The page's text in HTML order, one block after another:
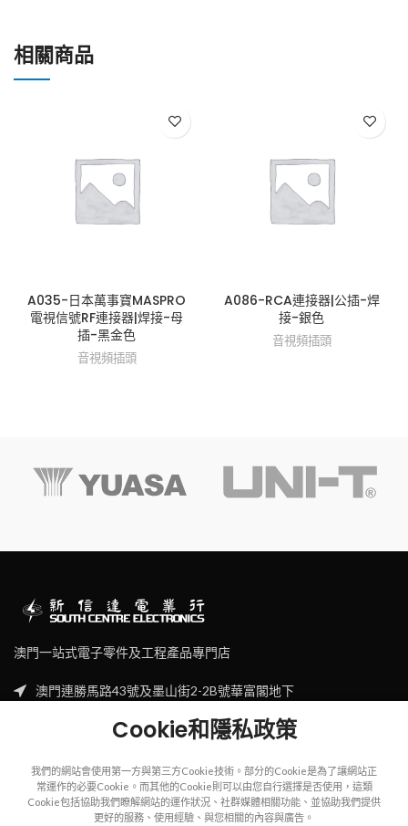
相關商品
A035-日本萬事寶MASPRO
電視信號RF連接器|焊接-母
插-黑金色
音視頻插頭
A086-RCA連接器|公插-焊
接-銀色
音視頻插頭
澳門一站式電子零件及工程產品專門店
澳門連勝馬路43號及墨山街2-2B號華富閣地下
Cookie和隱私政策
我們的網站會使用第一方與第三方Cookie技術。部分的Cookie是為了讓網站正
常運作的必要Cookie。而其他的Cookie則可以由您自行選擇是否使用，這類
Cookie包括協助我們瞭解網站的運作狀況、社群媒體相關功能、並協助我們提供
更好的服務、使用經驗、與您相關的內容與廣告。